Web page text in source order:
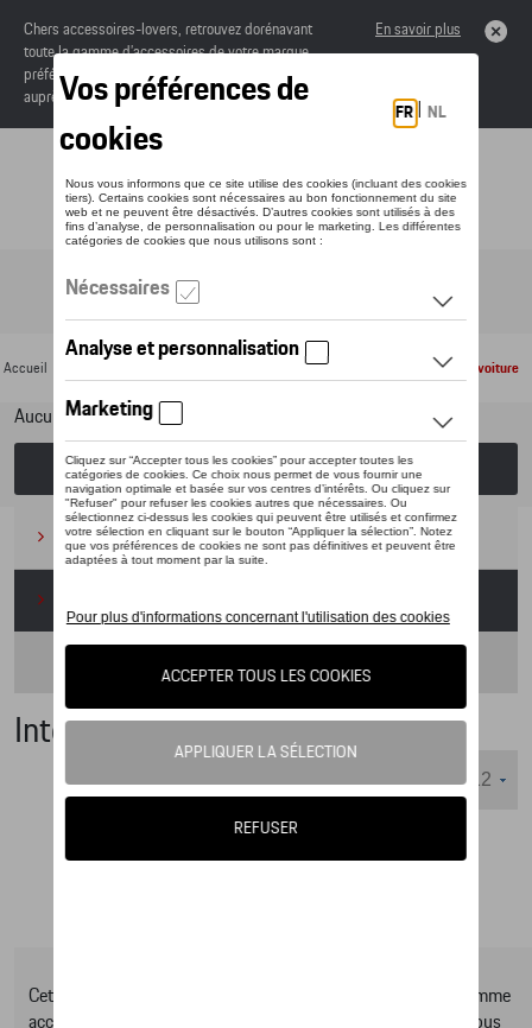
Chers accessoires-lovers, retrouvez dorénavant
toute la gamme d’accessoires de votre marque
préférée sous forme de catalogue à commander
auprès de votre concessionaire.
En savoir plus
Toggle navigation
Accueil Produits d'entretien > > Intérieur de la voiture
Aucun modèle sélectionné (Tout afficher)
Choisissez un modèle
Camping(2)
Intérieur de la voiture
Cet online shop vous présente une sélection d’articles de la gamme
accessoires Tequipment, pour découvrir la gamme complète vous